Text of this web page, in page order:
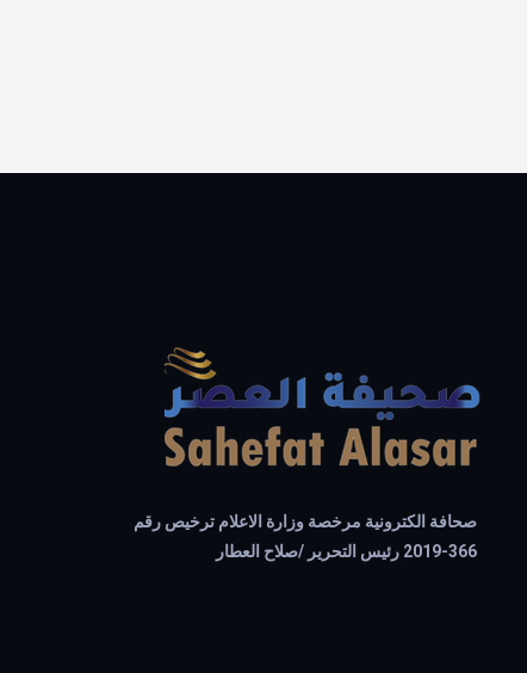
صحافة الكترونية مرخصة وزارة الاعلام ترخيص رقم
366-2019 رئيس التحرير /صلاح العطار